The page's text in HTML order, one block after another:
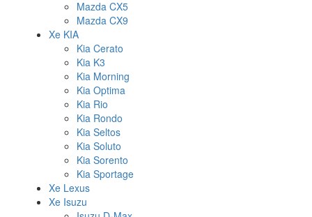
Mazda CX5
Mazda CX9
Xe KIA
Kia Cerato
Kia K3
Kia Morning
Kia Optima
Kia Rio
Kia Rondo
Kia Seltos
Kia Soluto
Kia Sorento
Kia Sportage
Xe Lexus
Xe Isuzu